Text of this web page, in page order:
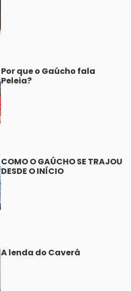
Por que o Gaúcho fala
Peleia?
COMO O GAÚCHO SE TRAJOU
DESDE O INÍCIO
A lenda do Caverá